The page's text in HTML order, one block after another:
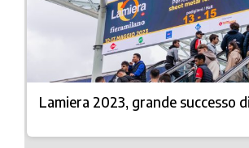
Lamiera 2023, grande successo